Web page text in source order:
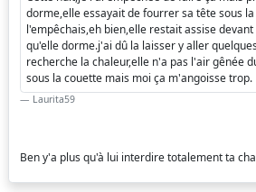
dorme,elle essayait de fourrer sa tête sous
l'empêchais,eh bien,elle restait assise
qu'elle dorme.j'ai dû la laisser y aller
recherche la chaleur,elle n'a pas l'air gênée
sous la couette mais moi ça m'angoisse trop.
Laurita59
Ben y'a plus qu'à lui interdire totalement ta